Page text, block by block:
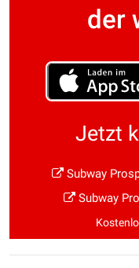
der
Jetzt
Subway
Subway